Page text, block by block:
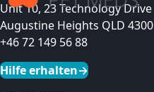
Unit 10, 23 Technology Drive
Augustine Heights QLD 4300
+46 72 149 56 88
Hilfe erhalten→